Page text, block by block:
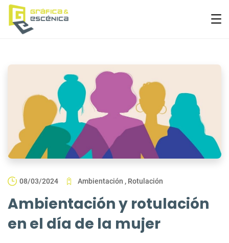
08/03/2024 Ambientación , Rotulación
Ambientación y rotulación
en el día de la mujer